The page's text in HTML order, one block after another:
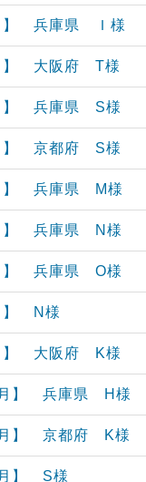
】 兵庫県 Ｉ様
】 大阪府 T様
】 兵庫県 S様
】 京都府 S様
】 兵庫県 M様
】 兵庫県 N様
】 兵庫県 O様
】 N様
】 大阪府 K様
月】 兵庫県 H様
月】 京都府 K様
月】 S様